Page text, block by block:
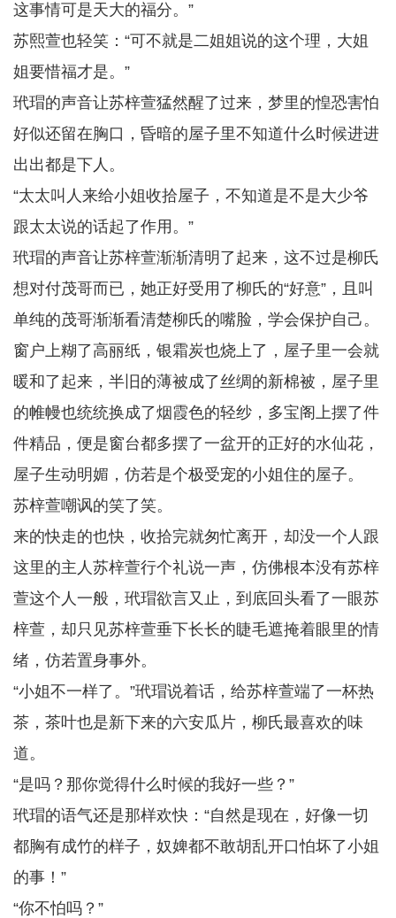
这事情可是天大的福分。”
苏熙萱也轻笑：“可不就是二姐姐说的这个理，大姐
姐要惜福才是。”
玳瑁的声音让苏梓萱猛然醒了过来，梦里的惶恐害怕
好似还留在胸口，昏暗的屋子里不知道什么时候进进
出出都是下人。
“太太叫人来给小姐收拾屋子，不知道是不是大少爷
跟太太说的话起了作用。”
玳瑁的声音让苏梓萱渐渐清明了起来，这不过是柳氏
想对付茂哥而已，她正好受用了柳氏的“好意”，且叫
单纯的茂哥渐渐看清楚柳氏的嘴脸，学会保护自己。
窗户上糊了高丽纸，银霜炭也烧上了，屋子里一会就
暖和了起来，半旧的薄被成了丝绸的新棉被，屋子里
的帷幔也统统换成了烟霞色的轻纱，多宝阁上摆了件
件精品，便是窗台都多摆了一盆开的正好的水仙花，
屋子生动明媚，仿若是个极受宠的小姐住的屋子。
苏梓萱嘲讽的笑了笑。
来的快走的也快，收拾完就匆忙离开，却没一个人跟
这里的主人苏梓萱行个礼说一声，仿佛根本没有苏梓
萱这个人一般，玳瑁欲言又止，到底回头看了一眼苏
梓萱，却只见苏梓萱垂下长长的睫毛遮掩着眼里的情
绪，仿若置身事外。
“小姐不一样了。”玳瑁说着话，给苏梓萱端了一杯热
茶，茶叶也是新下来的六安瓜片，柳氏最喜欢的味
道。
“是吗？那你觉得什么时候的我好一些？”
玳瑁的语气还是那样欢快：“自然是现在，好像一切
都胸有成竹的样子，奴婢都不敢胡乱开口怕坏了小姐
的事！”
“你不怕吗？”